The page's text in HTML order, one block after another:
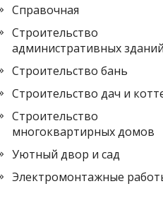
Справочная
Строительство
административных зданий
Строительство бань
Строительство дач и
Строительство
многоквартирных домов
Уютный двор и сад
Электромонтажные